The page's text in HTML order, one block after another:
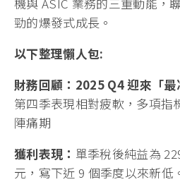
勁的爆發式成長。
以下整理懶人包:
財務回顧：2025 Q4 迎來「
第四季表現相對疲軟，多項指
陣痛期
獲利表現： 單季稅後純益為
元，寫下近 9 個季度以來新低